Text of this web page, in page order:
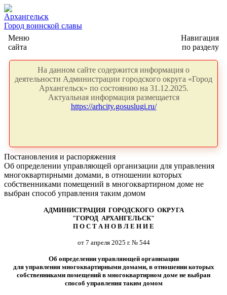
Архангельск
Город воинской славы
Меню
сайта
Навигация
по разделу
На данном сайте содержится информация о
деятельности Администрации городского округа «Город
Архангельск» по состоянию на 31.12.2025.
Актуальная информация размещается
https://arhcity.gosuslugi.ru/
Постановления и распоряжения
Об определении управляющей организации для управления
многоквартирными домами, в отношении которых
собственниками помещений в многоквартирном доме не
выбран способ управления таким домом
АДМИНИСТРАЦИЯ ГОРОДСКОГО ОКРУГА
"ГОРОД АРХАНГЕЛЬСК"
П О С Т А Н О В Л Е Н И Е
от 7 апреля 2025 г. № 544
Об определении управляющей организации
для управления многоквартирными домами, в отношении которых
собственниками помещений в многоквартирном доме не выбран
способ управления таким домом